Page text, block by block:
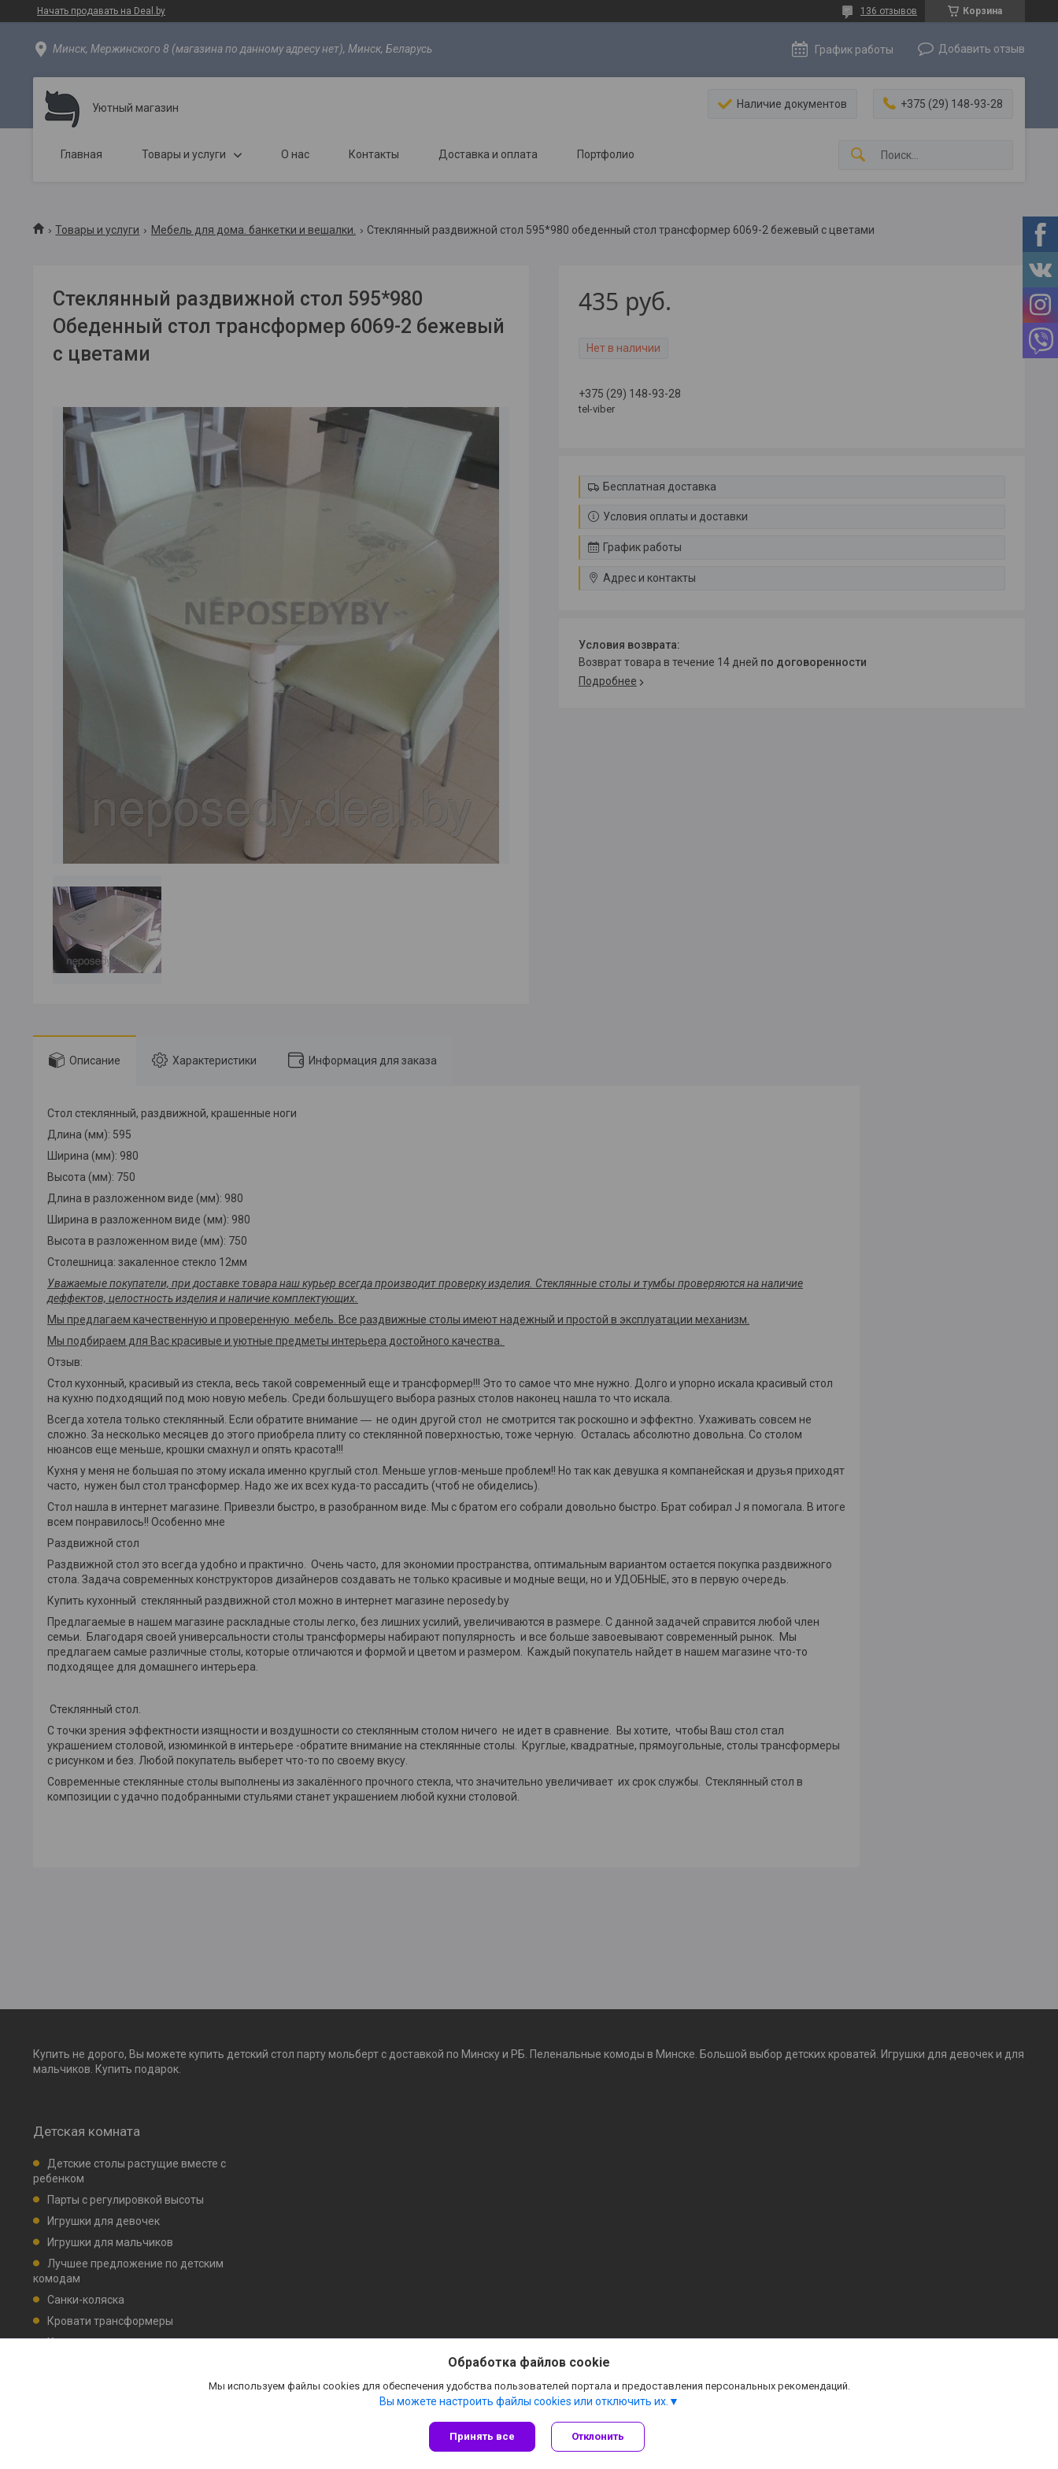
Начать продавать на Deal.by Корзина
136 отзывов
Минск, Мержинского 8 (магазина по данному адресу нет), Минск, Беларусь График работы Добавить отзыв
Уютный магазин Наличие документов +375 (29) 148-93-28
Главная Товары и услуги О нас Контакты Доставка и оплата Портфолио
Товары и услуги Мебель для дома. банкетки и вешалки. Стеклянный раздвижной стол 595*980 обеденный стол трансформер 6069-2 бежевый с цветами
Стеклянный раздвижной стол 595*980
Обеденный стол трансформер 6069-2 бежевый
с цветами
435 руб.
Нет в наличии
+375 (29) 148-93-28
tel-viber
Бесплатная доставка
Условия оплаты и доставки
График работы
Адрес и контакты
возврат товара в течение 14 дней по договоренности
Подробнее
Описание Характеристики Информация для заказа
Стол стеклянный, раздвижной, крашенные ноги
Длина (мм): 595
Ширина (мм): 980
Высота (мм): 750
Длина в разложенном виде (мм): 980
Ширина в разложенном виде (мм): 980
Высота в разложенном виде (мм): 750
Столешница: закаленное стекло 12мм
Уважаемые покупатели, при доставке товара наш курьер всегда производит проверку изделия. Стеклянные столы и тумбы проверяются на наличие
деффектов, целостность изделия и наличие комплектующих.
Мы предлагаем качественную и проверенную мебель. Все раздвижные столы имеют надежный и простой в эксплуатации механизм.
Мы подбираем для Вас красивые и уютные предметы интерьера достойного качества.
Отзыв:
Стол кухонный, красивый из стекла, весь такой современный еще и трансформер!!! Это то самое что мне нужно. Долго и упорно искала красивый стол
на кухню подходящий под мою новую мебель. Среди большущего выбора разных столов наконец нашла то что искала.
Всегда хотела только стеклянный. Если обратите внимание ― не один другой стол не смотрится так роскошно и эффектно. Ухаживать совсем не
сложно. За несколько месяцев до этого приобрела плиту со стеклянной поверхностью, тоже черную. Осталась абсолютно довольна. Со столом
нюансов еще меньше, крошки смахнул и опять красота!!!
Кухня у меня не большая по этому искала именно круглый стол. Меньше углов-меньше проблем!! Но так как девушка я компанейская и друзья приходят
часто, нужен был стол трансформер. Надо же их всех куда-то рассадить (чтоб не обиделись).
Стол нашла в интернет магазине. Привезли быстро, в разобранном виде. Мы с братом его собрали довольно быстро. Брат собирал J я помогала. В итоге
всем понравилось!! Особенно мне
Раздвижной стол
Раздвижной стол это всегда удобно и практично. Очень часто, для экономии пространства, оптимальным вариантом остается покупка раздвижного
стола. Задача современных конструкторов дизайнеров создавать не только красивые и модные вещи, но и УДОБНЫЕ, это в первую очередь.
Купить кухонный стеклянный раздвижной стол можно в интернет магазине neposedy.by
Предлагаемые в нашем магазине раскладные столы легко, без лишних усилий, увеличиваются в размере. С данной задачей справится любой член
семьи. Благодаря своей универсальности столы трансформеры набирают популярность и все больше завоевывают современный рынок. Мы
предлагаем самые различные столы, которые отличаются и формой и цветом и размером. Каждый покупатель найдет в нашем магазине что-то
подходящее для домашнего интерьера.
Стеклянный стол.
С точки зрения эффектности изящности и воздушности со стеклянным столом ничего не идет в сравнение. Вы хотите, чтобы Ваш стол стал
украшением столовой, изюминкой в интерьере -обратите внимание на стеклянные столы. Круглые, квадратные, прямоугольные, столы трансформеры
с рисунком и без. Любой покупатель выберет что-то по своему вкусу.
Современные стеклянные столы выполнены из закалённого прочного стекла, что значительно увеличивает их срок службы. Стеклянный стол в
композиции с удачно подобранными стульями станет украшением любой кухни столовой.
Купить не дорого, Вы можете купить детский стол парту мольберт с доставкой по Минску и РБ. Пеленальные комоды в Минске. Большой выбор детских кроватей. Игрушки для девочек и для
мальчиков. Купить подарок.
Детская комната
Детские столы растущие вместе с
ребенком
Парты с регулировкой высоты
Игрушки для девочек
Игрушки для мальчиков
Лучшее предложение по детским
комодам
Санки-коляска
Кровати трансформеры
Кровати детские маятник, ящик для
Сайт создан на платформе Deal.by
Политика обработки файлов cookies
Обработка файлов cookie
Мы используем файлы cookies для обеспечения удобства пользователей портала и предоставления персональных рекомендаций.
Вы можете настроить файлы cookies или отключить их.
Принять все Отклонить